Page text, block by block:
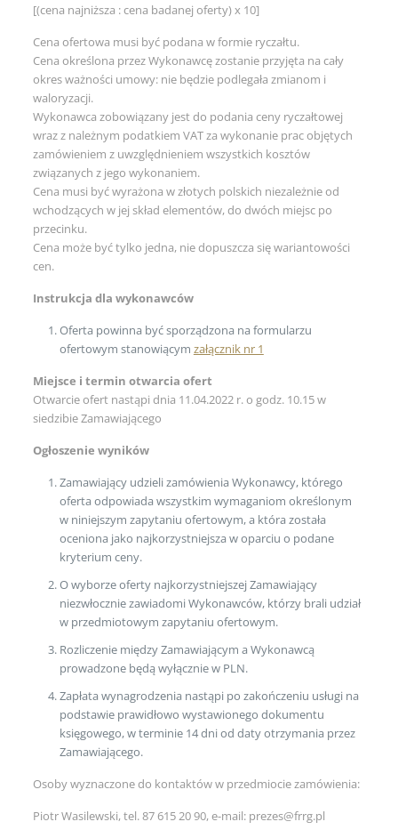
[(cena najniższa : cena badanej oferty) x 10]
Cena ofertowa musi być podana w formie ryczałtu.
Cena określona przez Wykonawcę zostanie przyjęta na cały
okres ważności umowy: nie będzie podlegała zmianom i
waloryzacji.
Wykonawca zobowiązany jest do podania ceny ryczałtowej
wraz z należnym podatkiem VAT za wykonanie prac objętych
zamówieniem z uwzględnieniem wszystkich kosztów
związanych z jego wykonaniem.
Cena musi być wyrażona w złotych polskich niezależnie od
wchodzących w jej skład elementów, do dwóch miejsc po
przecinku.
Cena może być tylko jedna, nie dopuszcza się wariantowości
cen.
Instrukcja dla wykonawców
Oferta powinna być sporządzona na formularzu
ofertowym stanowiącym załącznik nr 1
Miejsce i termin otwarcia ofert
Otwarcie ofert nastąpi dnia 11.04.2022 r. o godz. 10.15 w
siedzibie Zamawiającego
Ogłoszenie wyników
Zamawiający udzieli zamówienia Wykonawcy, którego
oferta odpowiada wszystkim wymaganiom określonym
w niniejszym zapytaniu ofertowym, a która została
oceniona jako najkorzystniejsza w oparciu o podane
kryterium ceny.
O wyborze oferty najkorzystniejszej Zamawiający
niezwłocznie zawiadomi Wykonawców, którzy brali udział
w przedmiotowym zapytaniu ofertowym.
Rozliczenie między Zamawiającym a Wykonawcą
prowadzone będą wyłącznie w PLN.
Zapłata wynagrodzenia nastąpi po zakończeniu usługi na
podstawie prawidłowo wystawionego dokumentu
księgowego, w terminie 14 dni od daty otrzymania przez
Zamawiającego.
Osoby wyznaczone do kontaktów w przedmiocie zamówienia:
Piotr Wasilewski, tel. 87 615 20 90, e-mail: prezes@frrg.pl